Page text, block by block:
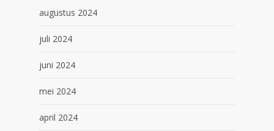
augustus 2024
juli 2024
juni 2024
mei 2024
april 2024